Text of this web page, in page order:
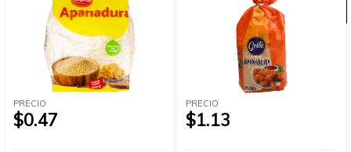
Ver categorías
PRECIO
$0.47
PRECIO
$1.13